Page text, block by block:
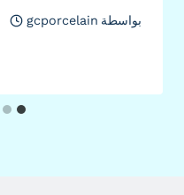
بواسطة gcporcelain